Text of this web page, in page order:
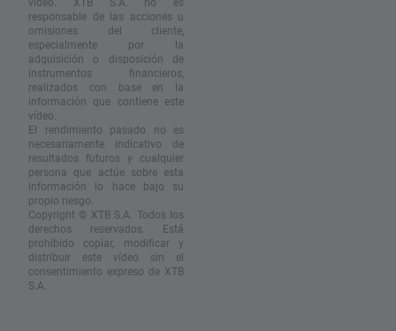
responsable de las acciones u
omisiones del cliente,
especialmente por la
adquisición o disposición de
instrumentos financieros,
realizados con base en la
información que contiene este
vídeo.
El rendimiento pasado no es
necesariamente indicativo de
resultados futuros y cualquier
persona que actúe sobre esta
información lo hace bajo su
propio riesgo.
Copyright © XTB S.A. Todos los
derechos reservados. Está
prohibido copiar, modificar y
distribuir este vídeo sin el
consentimiento expreso de XTB
S.A.